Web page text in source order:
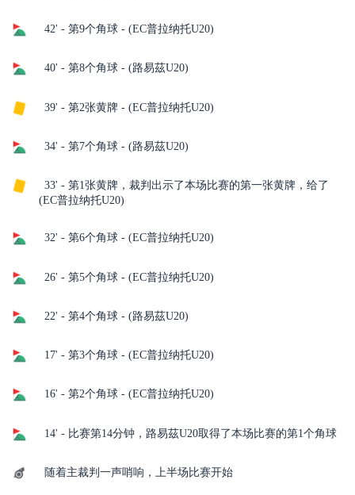
42' - 第9个角球 - (EC普拉纳托U20)
40' - 第8个角球 - (路易茲U20)
39' - 第2张黄牌 - (EC普拉纳托U20)
34' - 第7个角球 - (路易茲U20)
33' - 第1张黄牌，裁判出示了本场比赛的第一张黄牌，给了
(EC普拉纳托U20)
32' - 第6个角球 - (EC普拉纳托U20)
26' - 第5个角球 - (EC普拉纳托U20)
22' - 第4个角球 - (路易茲U20)
17' - 第3个角球 - (EC普拉纳托U20)
16' - 第2个角球 - (EC普拉纳托U20)
14' - 比赛第14分钟，路易茲U20取得了本场比赛的第1个角球
随着主裁判一声哨响，上半场比赛开始